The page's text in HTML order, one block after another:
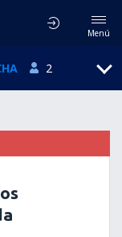
Menú
2